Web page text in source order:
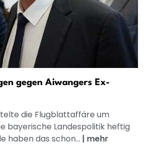
gegen Aiwangers Ex-
die Flugblattaffäre um
bayerische Landespolitik heftig
haben das schon... | mehr